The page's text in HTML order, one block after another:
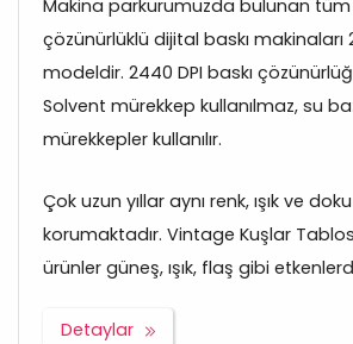
Makina parkurumuzda bulunan tüm
çözünürlüklü dijital baskı makinaları
modeldir. 2440 DPI baskı
Solvent mürekkep kullanılmaz, su
mürekkepler kullanılır.
Çok uzun yıllar aynı renk, ışık ve
korumaktadır. Vintage Kuşlar
ürünler güneş, ışık, flaş gibi
Detaylar